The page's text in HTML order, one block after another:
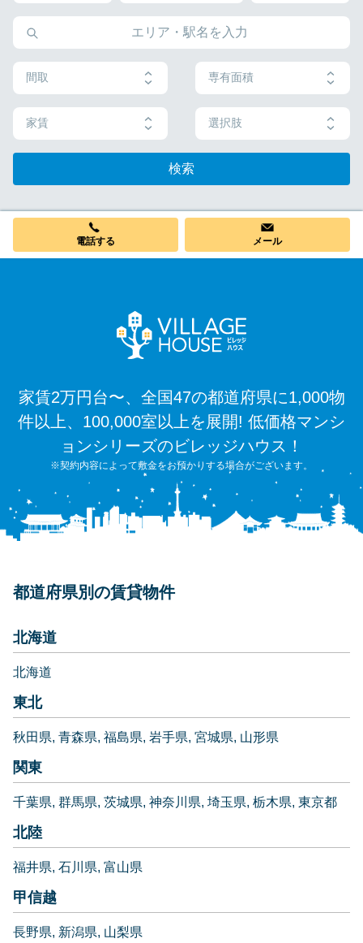
間取 専有面積
家賃 選択肢
検索
電話する メール
家賃2万円台〜、全国47の都道府県に1,000物
件以上、100,000室以上を展開! 低価格マンシ
ョンシリーズのビレッジハウス！
※契約内容によって敷金をお預かりする場合がございます。
都道府県別の賃貸物件
北海道
北海道
東北
秋田県 青森県 福島県 岩手県 宮城県 山形県
関東
千葉県 群馬県 茨城県 神奈川県 埼玉県 栃木県 東京都
北陸
福井県 石川県 富山県
甲信越
長野県 新潟県 山梨県